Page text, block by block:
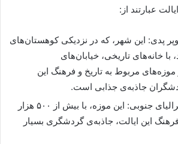
عبارتند از:
پدی: این شهر، که در نزدیکی کوهستان‌های
با خانه‌های تاریخی، خیابان‌های
مربوط به تاریخ و فرهنگ این
جاذبه‌ی جذابی است.
– موزه ملی استرالیای جنوبی: این موزه، با بیش از ۵۰۰ هزار
این ایالت، جاذبه‌ی گردشگری بسیار